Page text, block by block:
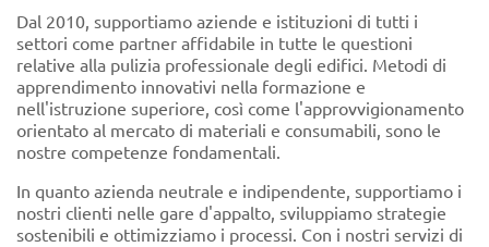
Segno
Prova gratuita
ITAktuelle
Dal 2010, supportiamo aziende e istituzioni di tutti i
settori come partner affidabile in tutte le questioni
relative alla pulizia professionale degli edifici. Metodi di
apprendimento innovativi nella formazione e
nell'istruzione superiore, così come l'approvvigionamento
orientato al mercato di materiali e consumabili, sono le
nostre competenze fondamentali.
In quanto azienda neutrale e indipendente, supportiamo i
nostri clienti nelle gare d'appalto, sviluppiamo strategie
sostenibili e ottimizziamo i processi. Con i nostri servizi di